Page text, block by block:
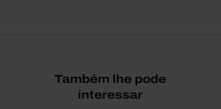
Também lhe pode
interessar